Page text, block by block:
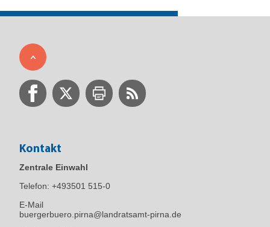
Kontakt
Zentrale Einwahl
Telefon: +493501 515-0
E-Mail
buergerbuero.pirna@landratsamt-pirna.de